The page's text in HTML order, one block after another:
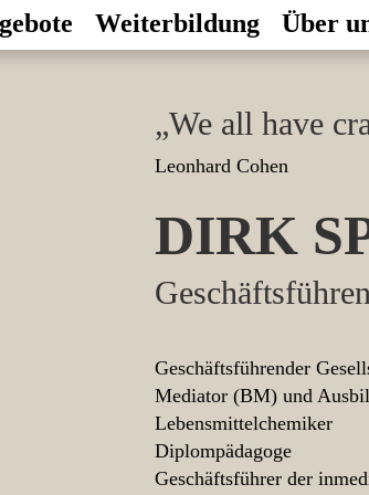
Weiterbildung Über
„We all have
Leonhard Cohen
DIRK
Geschäftsführender
Mediator (BM) und
Lebensmittelchemiker
Diplompädagoge
Geschäftsführer der